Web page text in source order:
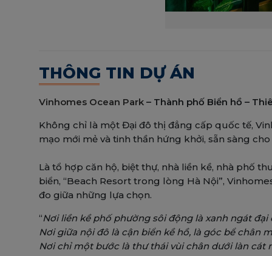
THÔNG TIN DỰ ÁN
Vinhomes Ocean Park – Thành phố Biển hồ –
Không chỉ là một Đại đô thị đẳng cấp quốc tế,
mạo mới mẻ và tinh thần hứng khởi, sẵn sàng
Là tổ hợp căn hộ, biệt thự, nhà liền kề, nhà phố
biển, “Beach Resort trong lòng Hà Nội”,
đo giữa những lựa chọn.
“Nơi liền kề phố phường sôi động là xanh ngát đại
Nơi giữa nội đô là cận biển kề hồ, là góc bể chân
Nơi chỉ một bước là thư thái vùi chân dưới làn